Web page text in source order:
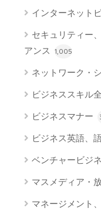
インターネット
セキュリティー
アンス 1,005
ネットワーク・
ビジネススキル
ビジネスマナー
ビジネス英語、
ベンチャービジ
マスメディア・
マネージメント